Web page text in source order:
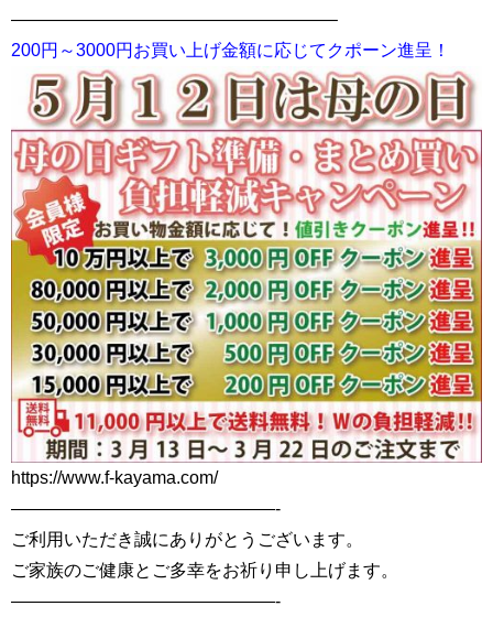
——————————————————–
200円～3000円お買い上げ金額に応じてクポーン進呈！
https://www.f-kayama.com/
———————————————-
ご利用いただき誠にありがとうございます。
ご家族のご健康とご多幸をお祈り申し上げます。
———————————————-